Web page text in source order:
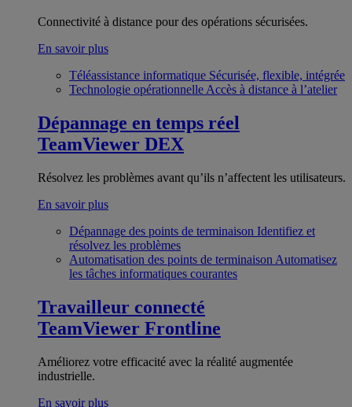
Connectivité à distance pour des opérations sécurisées.
En savoir plus
Téléassistance informatique Sécurisée, flexible, intégrée
Technologie opérationnelle Accès à distance à l’atelier
Dépannage en temps réel
TeamViewer DEX
Résolvez les problèmes avant qu’ils n’affectent les utilisateurs.
En savoir plus
Dépannage des points de terminaison Identifiez et
résolvez les problèmes
Automatisation des points de terminaison Automatisez
les tâches informatiques courantes
Travailleur connecté
TeamViewer Frontline
Améliorez votre efficacité avec la réalité augmentée
industrielle.
En savoir plus